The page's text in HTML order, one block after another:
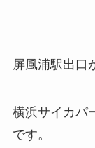
屏風浦駅出口
横浜サイカパ
です。